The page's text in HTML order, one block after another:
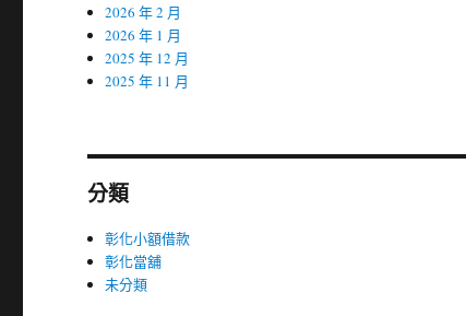
2026 年 2 月
2026 年 1 月
2025 年 12 月
2025 年 11 月
分類
彰化小額借款
彰化當舖
未分類